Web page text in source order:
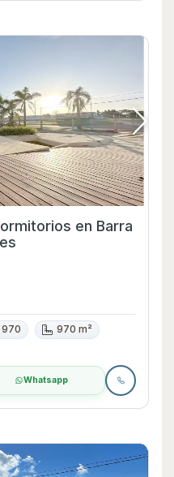
en Barra
970
970 m²
Whatsapp